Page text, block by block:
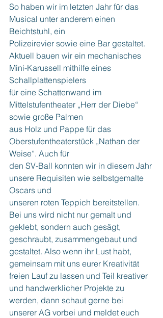
So haben wir im letzten Jahr für das
Musical unter anderem einen
Beichtstuhl, ein
Polizeirevier sowie eine Bar gestaltet.
Aktuell bauen wir ein mechanisches
Mini-Karussell mithilfe eines
Schallplattenspielers
für eine Schattenwand im
Mittelstufentheater „Herr der Diebe“
sowie große Palmen
aus Holz und Pappe für das
Oberstufentheaterstück „Nathan der
Weise“. Auch für
den SV-Ball konnten wir in diesem Jahr
unsere Requisiten wie selbstgemalte
Oscars und
unseren roten Teppich bereitstellen.
Bei uns wird nicht nur gemalt und
geklebt, sondern auch gesägt,
geschraubt, zusammengebaut und
gestaltet. Also wenn ihr Lust habt,
gemeinsam mit uns eurer Kreativität
freien Lauf zu lassen und Teil kreativer
und handwerklicher Projekte zu
werden, dann schaut gerne bei
unserer AG vorbei und meldet euch